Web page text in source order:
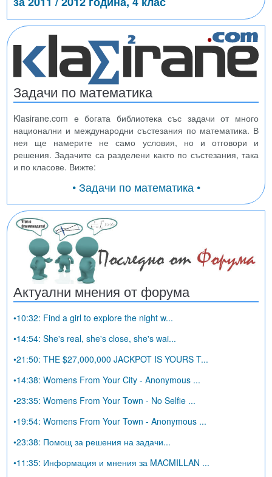
Задачи по математика
Klasirane.com е богата библиотека със задачи от много
национални и международни състезания по математика. В
нея ще намерите не само условия, но и отговори и
решения. Задачите са разделени както по състезания, така
и по класове. Вижте:
• Задачи по математика •
Актуални мнения от форума
•10:32: Find a girl to explore the night w...
•14:54: She's real, she's close, she's wai...
•21:50: THE $27,000,000 JACKPOT IS YOURS T...
•14:38: Womens From Your City - Anonymous ...
•23:35: Womens From Your Town - No Selfie ...
•19:54: Womens From Your Town - Anonymous ...
•23:38: Помощ за решения на задачи...
•11:35: Информация и мнения за MACMILLAN ...